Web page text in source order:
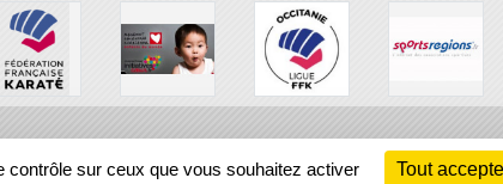
sur ceux que vous souhaitez activer Tout